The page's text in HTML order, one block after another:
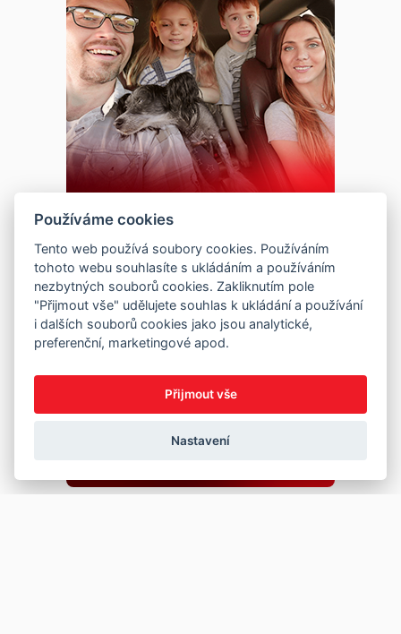
Používáme cookies
Tento web používá soubory cookies. Používáním
tohoto webu souhlasíte s ukládáním a používáním
nezbytných souborů cookies. Zakliknutím pole
"Přijmout vše" udělujete souhlas k ukládání a používání
i dalších souborů cookies jako jsou analytické,
preferenční, marketingové apod.
Přijmout vše
Nastavení